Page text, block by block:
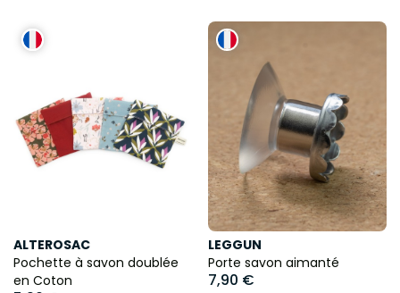
ALTEROSAC
Pochette à savon doublée
en Coton
LEGGUN
Porte savon aimanté
7,90 €